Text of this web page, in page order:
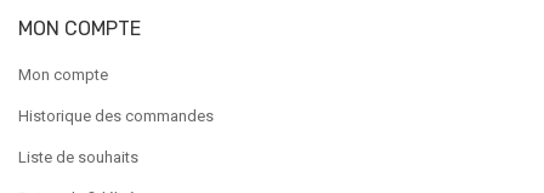
MON COMPTE
Mon compte
Historique des commandes
Liste de souhaits